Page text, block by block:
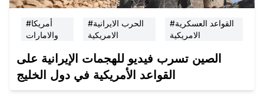
#أمريكا
والامارات
#الحرب الايرانية
الامريكية
#القواعد العسكرية
الامريكية
الصين تسرب فيديو للهجمات الإيرانية على
القواعد الأمريكية في دول الخليج